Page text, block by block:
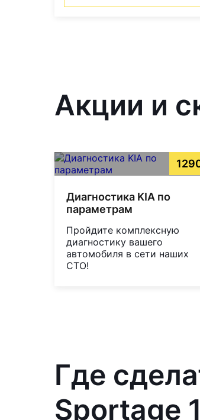
Акции и
Диагностика KIA по
параметрам
Пройдите комплексную
диагностику вашего
автомобиля в сети наших
СТО!
Где
Sportage 1